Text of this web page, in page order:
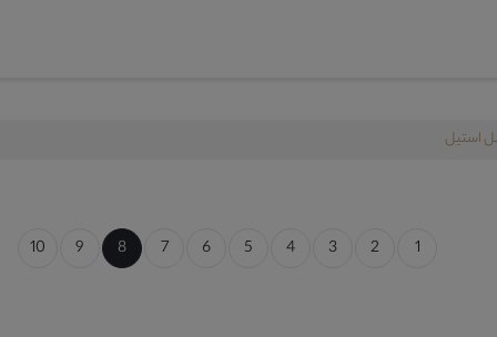
استیل
1
2
3
4
5
6
7
8
9
10